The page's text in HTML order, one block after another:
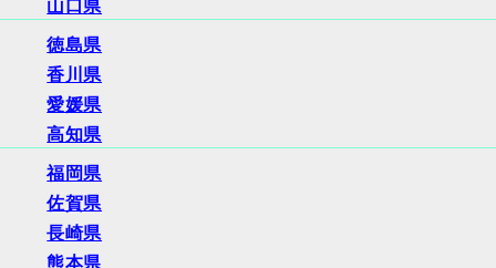
山口県
徳島県
香川県
愛媛県
高知県
福岡県
佐賀県
長崎県
熊本県